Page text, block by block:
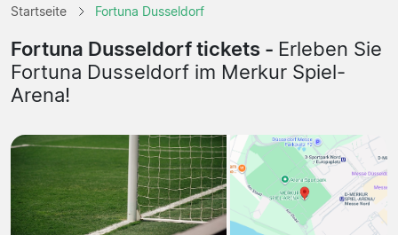
Startseite
Mannschaften
Ligen
Startseite Fortuna Dusseldorf
Fortuna Dusseldorf tickets - Erleben Sie
Fortuna Dusseldorf im Merkur Spiel-
Arena!